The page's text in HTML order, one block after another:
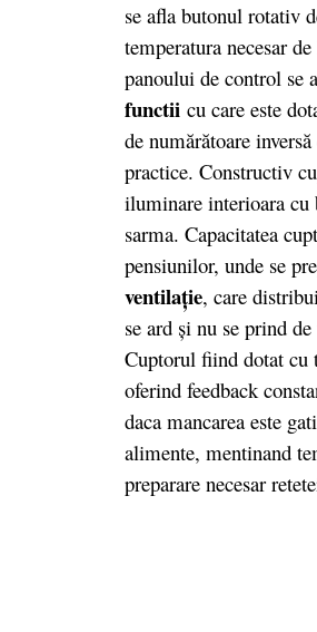
se afla butonul rotativ
temperatura necesar
panoului de control se
functii cu care este
de numărătoare
practice. Constructiv
iluminare interioara cu
sarma. Capacitatea
pensiunilor, unde se
ventilaţie, care
se ard şi nu se prind
Cuptorul fiind dotat cu
oferind feedback
daca mancarea este
alimente, mentinand
preparare necesar